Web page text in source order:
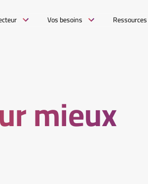
Vos besoins Ressources
mieux